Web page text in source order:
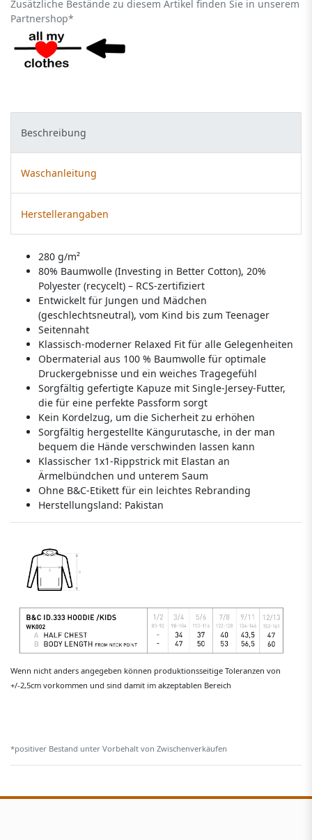
Zusätzliche Bestände zu diesem Artikel finden Sie in unserem
Partnershop*
Beschreibung
Waschanleitung
Herstellerangaben
280 g/m²
80% Baumwolle (Investing in Better Cotton), 20%
Polyester (recycelt) – RCS-zertifiziert
Entwickelt für Jungen und Mädchen
(geschlechtsneutral), vom Kind bis zum Teenager
Seitennaht
Klassisch-moderner Relaxed Fit für alle Gelegenheiten
Obermaterial aus 100 % Baumwolle für optimale
Druckergebnisse und ein weiches Tragegefühl
Sorgfältig gefertigte Kapuze mit Single-Jersey-Futter,
die für eine perfekte Passform sorgt
Kein Kordelzug, um die Sicherheit zu erhöhen
Sorgfältig hergestellte Kängurutasche, in der man
bequem die Hände verschwinden lassen kann
Klassischer 1x1-Rippstrick mit Elastan an
Ärmelbündchen und unterem Saum
Ohne B&C-Etikett für ein leichtes Rebranding
Herstellungsland: Pakistan
Wenn nicht anders angegeben können produktionsseitige Toleranzen von
+/-2,5cm vorkommen und sind damit im akzeptablen Bereich
*positiver Bestand unter Vorbehalt von Zwischenverkäufen